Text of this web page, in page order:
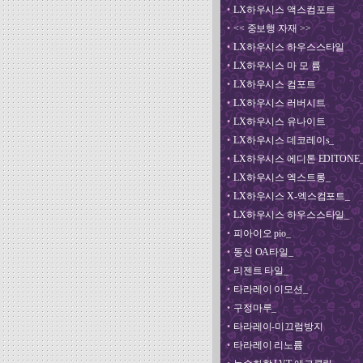
• LX하우시스 액스컴포트
• << 중보행 자재 >>
• LX하우시스 하우스스타일
• LX하우시스 마 모 륨
• LX하우시스 컴포트
• LX하우시스 러버시트
• LX하우시스 유나이트
• LX하우시스 데코레이s_
• LX하우시스 에디톤
• LX하우시스 엑스트롱_
• LX하우시스 X-엑스컴포트_
• LX하우시스 하우스스타일_
• 피아이오 pio_
• 동신 OA타일_
• 리젠트 타일_
• 타라레이 이모션_
• 구정마루_
• 타라레이-미끄럼방지
• 타라레이 리노륨